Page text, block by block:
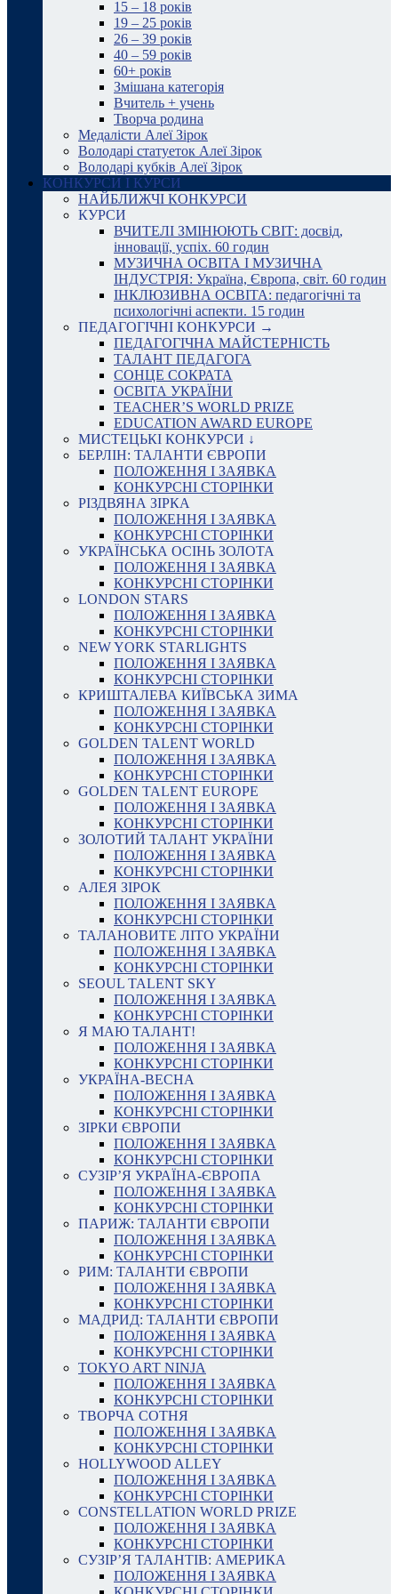
15 – 18 років
19 – 25 років
26 – 39 років
40 – 59 років
60+ років
Змішана категорія
Вчитель + учень
Творча родина
Медалісти Алеї Зірок
Володарі статуеток Алеї Зірок
Володарі кубків Алеї Зірок
КОНКУРСИ І КУРСИ
НАЙБЛИЖЧІ КОНКУРСИ
КУРСИ
ВЧИТЕЛІ ЗМІНЮЮТЬ СВІТ: досвід,
інновації, успіх. 60 годин
МУЗИЧНА ОСВІТА І МУЗИЧНА
ІНДУСТРІЯ: Україна, Європа, світ. 60 годин
ІНКЛЮЗИВНА ОСВІТА: педагогічні та
психологічні аспекти. 15 годин
ПЕДАГОГІЧНІ КОНКУРСИ →
ПЕДАГОГІЧНА МАЙСТЕРНІСТЬ
ТАЛАНТ ПЕДАГОГА
СОНЦЕ СОКРАТА
ОСВІТА УКРАЇНИ
TEACHER’S WORLD PRIZE
EDUCATION AWARD EUROPE
МИСТЕЦЬКІ КОНКУРСИ ↓
БЕРЛІН: ТАЛАНТИ ЄВРОПИ
ПОЛОЖЕННЯ І ЗАЯВКА
КОНКУРСНІ СТОРІНКИ
РІЗДВЯНА ЗІРКА
ПОЛОЖЕННЯ І ЗАЯВКА
КОНКУРСНІ СТОРІНКИ
УКРАЇНСЬКА ОСІНЬ ЗОЛОТА
ПОЛОЖЕННЯ І ЗАЯВКА
КОНКУРСНІ СТОРІНКИ
LONDON STARS
ПОЛОЖЕННЯ І ЗАЯВКА
КОНКУРСНІ СТОРІНКИ
NEW YORK STARLIGHTS
ПОЛОЖЕННЯ І ЗАЯВКА
КОНКУРСНІ СТОРІНКИ
КРИШТАЛЕВА КИЇВСЬКА ЗИМА
ПОЛОЖЕННЯ І ЗАЯВКА
КОНКУРСНІ СТОРІНКИ
GOLDEN TALENT WORLD
ПОЛОЖЕННЯ І ЗАЯВКА
КОНКУРСНІ СТОРІНКИ
GOLDEN TALENT EUROPE
ПОЛОЖЕННЯ І ЗАЯВКА
КОНКУРСНІ СТОРІНКИ
ЗОЛОТИЙ ТАЛАНТ УКРАЇНИ
ПОЛОЖЕННЯ І ЗАЯВКА
КОНКУРСНІ СТОРІНКИ
АЛЕЯ ЗІРОК
ПОЛОЖЕННЯ І ЗАЯВКА
КОНКУРСНІ СТОРІНКИ
ТАЛАНОВИТЕ ЛІТО УКРАЇНИ
ПОЛОЖЕННЯ І ЗАЯВКА
КОНКУРСНІ СТОРІНКИ
SEOUL TALENT SKY
ПОЛОЖЕННЯ І ЗАЯВКА
КОНКУРСНІ СТОРІНКИ
Я МАЮ ТАЛАНТ!
ПОЛОЖЕННЯ І ЗАЯВКА
КОНКУРСНІ СТОРІНКИ
УКРАЇНА-ВЕСНА
ПОЛОЖЕННЯ І ЗАЯВКА
КОНКУРСНІ СТОРІНКИ
ЗІРКИ ЄВРОПИ
ПОЛОЖЕННЯ І ЗАЯВКА
КОНКУРСНІ СТОРІНКИ
СУЗІР’Я УКРАЇНА-ЄВРОПА
ПОЛОЖЕННЯ І ЗАЯВКА
КОНКУРСНІ СТОРІНКИ
ПАРИЖ: ТАЛАНТИ ЄВРОПИ
ПОЛОЖЕННЯ І ЗАЯВКА
КОНКУРСНІ СТОРІНКИ
РИМ: ТАЛАНТИ ЄВРОПИ
ПОЛОЖЕННЯ І ЗАЯВКА
КОНКУРСНІ СТОРІНКИ
МАДРИД: ТАЛАНТИ ЄВРОПИ
ПОЛОЖЕННЯ І ЗАЯВКА
КОНКУРСНІ СТОРІНКИ
TOKYO ART NINJA
ПОЛОЖЕННЯ І ЗАЯВКА
КОНКУРСНІ СТОРІНКИ
ТВОРЧА СОТНЯ
ПОЛОЖЕННЯ І ЗАЯВКА
КОНКУРСНІ СТОРІНКИ
HOLLYWOOD ALLEY
ПОЛОЖЕННЯ І ЗАЯВКА
КОНКУРСНІ СТОРІНКИ
CONSTELLATION WORLD PRIZE
ПОЛОЖЕННЯ І ЗАЯВКА
КОНКУРСНІ СТОРІНКИ
СУЗІР’Я ТАЛАНТІВ: АМЕРИКА
ПОЛОЖЕННЯ І ЗАЯВКА